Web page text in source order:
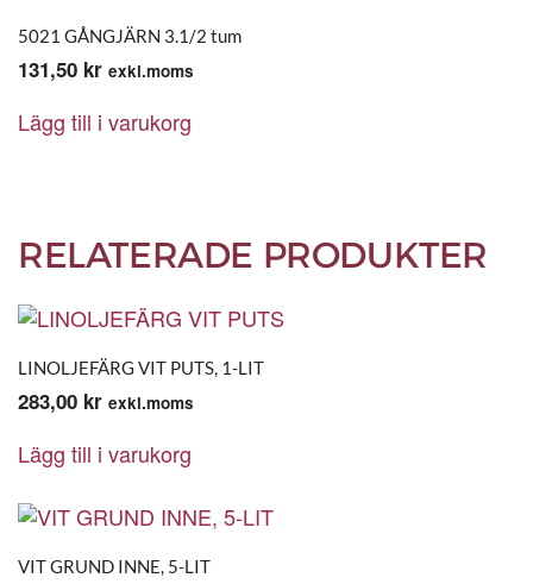
5021 GÅNGJÄRN 3.1/2 tum
131,50 kr exkl.moms
Lägg till i varukorg
RELATERADE PRODUKTER
LINOLJEFÄRG VIT PUTS, 1-LIT
283,00 kr exkl.moms
Lägg till i varukorg
VIT GRUND INNE, 5-LIT